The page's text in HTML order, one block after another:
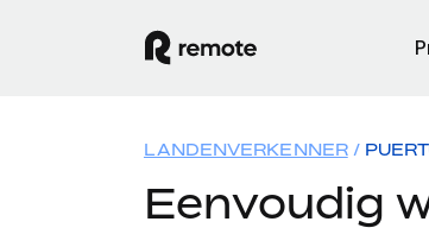
LANDENVERKENNER
Eenvoudig